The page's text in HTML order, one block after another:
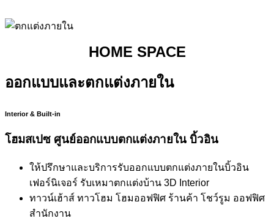
HOME SPACE
ออกแบบและตกแต่งภายใน
Interior & Built-in
โฮมสเปซ ศูนย์ออกแบบตกแต่งภายใน บิ้วอิน
ให้ปรึกษาและบริการรับออกแบบตกแต่งภายในบิ้วอิน
เฟอร์นิเจอร์ รับเหมาตกแต่งบ้าน 3D Interior
ทาวน์เฮ้าส์ ทาวโฮม โฮมออฟฟิศ ร้านค้า โชว์รูม ออฟฟิศ
สำนักงาน